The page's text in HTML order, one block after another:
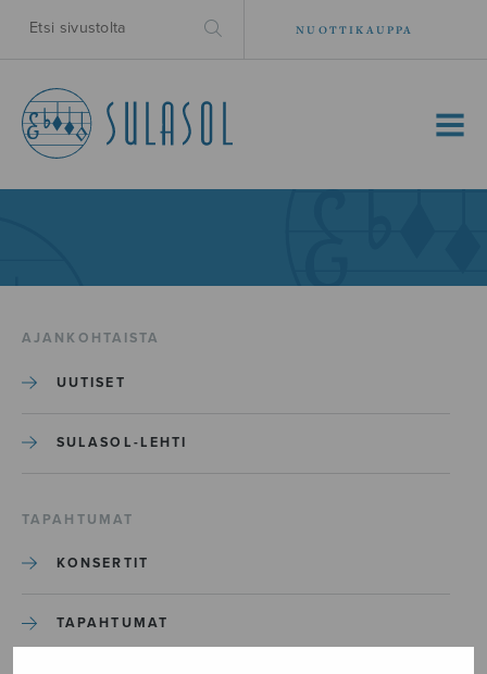
NUOTTIKAUPPA
MENU
AJANKOHTAISTA
UUTISET
SULASOL-LEHTI
TAPAHTUMAT
KONSERTIT
TAPAHTUMAT